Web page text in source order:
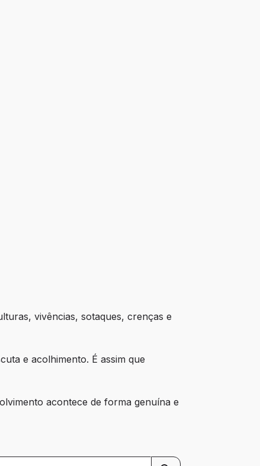
vivências, sotaques, crenças e
e acolhimento. É assim que
acontece de forma genuína e